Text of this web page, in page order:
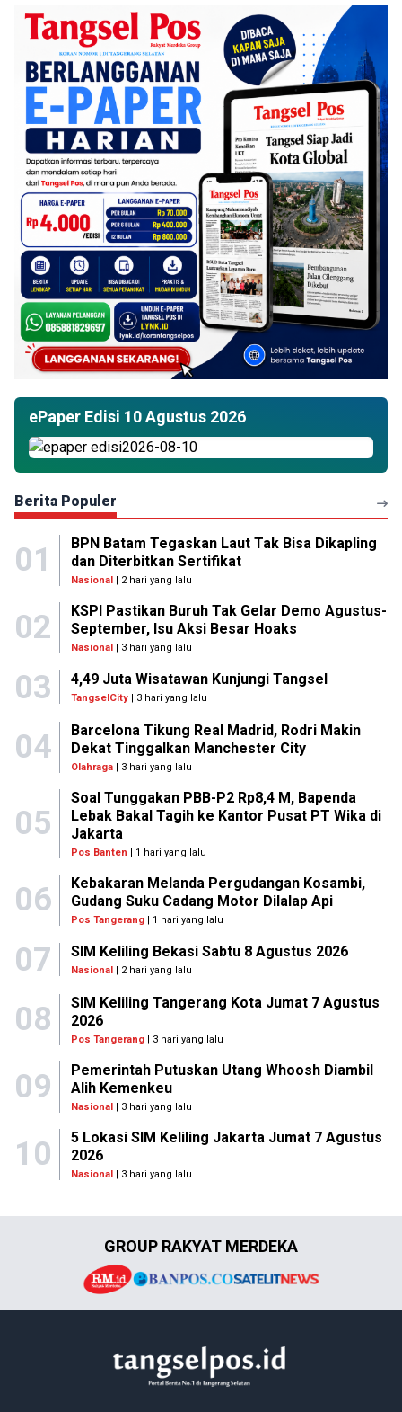
ePaper Edisi 10 Agustus 2026
Berita Populer
01
BPN Batam Tegaskan Laut Tak Bisa Dikapling
dan Diterbitkan Sertifikat
Nasional| 2 hari yang lalu
02
KSPI Pastikan Buruh Tak Gelar Demo Agustus-
September, Isu Aksi Besar Hoaks
Nasional| 3 hari yang lalu
03 4,49 Juta Wisatawan Kunjungi Tangsel
TangselCity | 3 hari yang lalu
04
Barcelona Tikung Real Madrid, Rodri Makin
Dekat Tinggalkan Manchester City
Olahraga| 3 hari yang lalu
05
Soal Tunggakan PBB-P2 Rp8,4 M, Bapenda
Lebak Bakal Tagih ke Kantor Pusat PT Wika di
Jakarta
Pos Banten | 1 hari yang lalu
06
Kebakaran Melanda Pergudangan Kosambi,
Gudang Suku Cadang Motor Dilalap Api
Pos Tangerang| 1 hari yang lalu
07 SIM Keliling Bekasi Sabtu 8 Agustus 2026
Nasional | 2 hari yang lalu
08
SIM Keliling Tangerang Kota Jumat 7 Agustus
2026
Pos Tangerang| 3 hari yang lalu
09
Pemerintah Putuskan Utang Whoosh Diambil
Alih Kemenkeu
Nasional| 3 hari yang lalu
10
5 Lokasi SIM Keliling Jakarta Jumat 7 Agustus
2026
Nasional| 3 hari yang lalu
GROUP RAKYAT MERDEKA